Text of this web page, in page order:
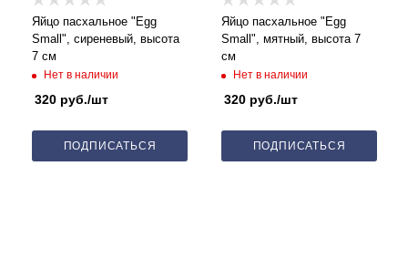
Яйцо пасхальное "Egg
Small", сиреневый, высота
7 см
Нет в наличии
320 руб./шт
ПОДПИСАТЬСЯ
Яйцо пасхальное "Egg
Small", мятный, высота 7
см
Нет в наличии
320 руб./шт
ПОДПИСАТЬСЯ